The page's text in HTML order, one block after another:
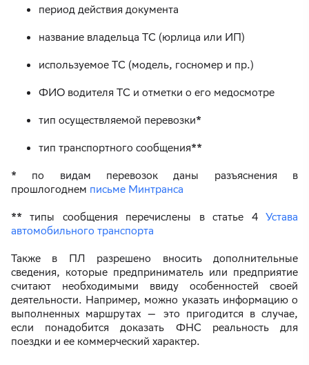
период действия документа
название владельца ТС (юрлица или ИП)
используемое ТС (модель, госномер и пр.)
ФИО водителя ТС и отметки о его медосмотре
тип осуществляемой перевозки*
тип транспортного сообщения**
* по видам перевозок даны разъяснения в
прошлогоднем письме Минтранса
** типы сообщения перечислены в статье 4 Устава
автомобильного транспорта
Также в ПЛ разрешено вносить дополнительные
сведения, которые предприниматель или предприятие
считают необходимыми ввиду особенностей своей
деятельности. Например, можно указать информацию о
выполненных маршрутах — это пригодится в случае,
если понадобится доказать ФНС реальность для
поездки и ее коммерческий характер.